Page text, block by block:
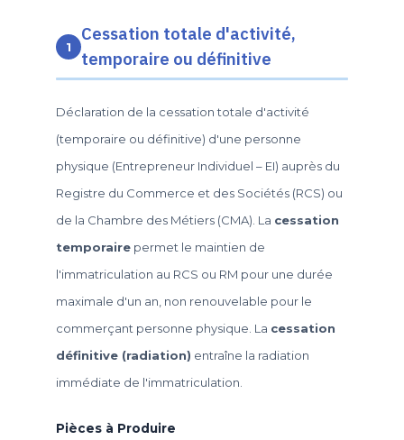
1
Cessation totale d'activité,
temporaire ou définitive
Déclaration de la cessation totale d'activité
(temporaire ou définitive) d'une personne
physique (Entrepreneur Individuel – EI) auprès du
Registre du Commerce et des Sociétés (RCS) ou
de la Chambre des Métiers (CMA). La cessation
temporaire permet le maintien de
l'immatriculation au RCS ou RM pour une durée
maximale d'un an, non renouvelable pour le
commerçant personne physique. La cessation
définitive (radiation) entraîne la radiation
immédiate de l'immatriculation.
Pièces à Produire